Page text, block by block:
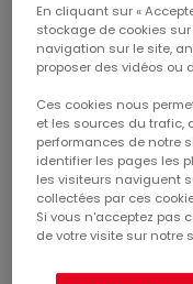
OFFRE
que
privilégié de ses
avec eux, dans
terme.
OBJECTIF 2030
En cliquant sur «
stockage de cookies
navigation sur le site,
proposer des vidéos ou
Ces cookies nous
et les sources du trafic,
performances de notre
identifier les pages les
les visiteurs naviguent
collectées par ces
Si vous n'acceptez pas
de votre visite sur notre